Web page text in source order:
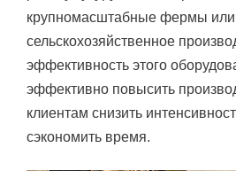
крупномасштабные фермы
сельскохозяйственное
эффективность этого
эффективно повысить
клиентам снизить
сэкономить время.